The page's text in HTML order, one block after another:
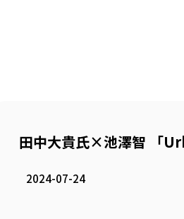
田中大貴氏×池澤智 「
2024-07-24